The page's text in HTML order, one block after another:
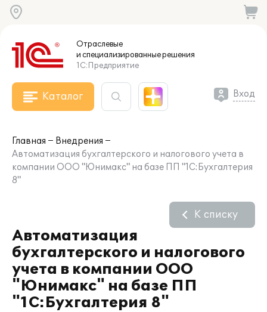
Отраслевые
и специализированныерешения
1С:Предприятие
Каталог Вход
Главная
Внедрения
Автоматизация бухгалтерского и налогового учета в
компании ООО "Юнимакс" на базе ПП "1С:Бухгалтерия
8"
Автоматизация
бухгалтерского и налогового
учета в компании ООО
"Юнимакс" на базе ПП
"1С:Бухгалтерия 8"
К списку